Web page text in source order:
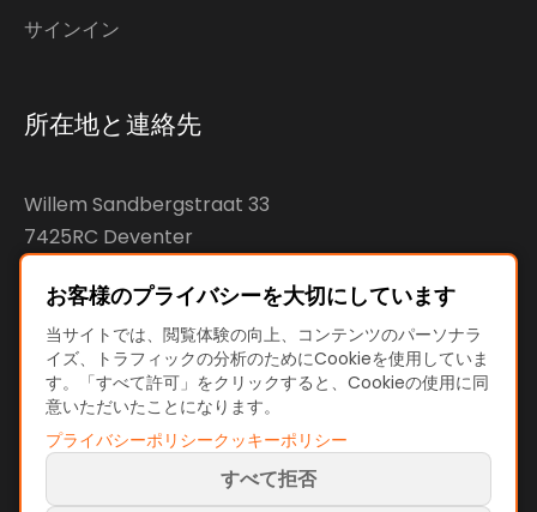
サインイン
所在地と連絡先
Willem Sandbergstraat 33
7425RC Deventer
KvK: 92890598
VAT: NL866207144B01
利用規約とポリシー 利用規約
お客様のプライバシーを大切にしています
当サイトでは、閲覧体験の向上、コンテンツのパーソナラ
イズ、トラフィックの分析のためにCookieを使用していま
す。「すべて許可」をクリックすると、Cookieの使用に同
意いただいたことになります。
プライバシーポリシークッキーポリシー
すべて拒否